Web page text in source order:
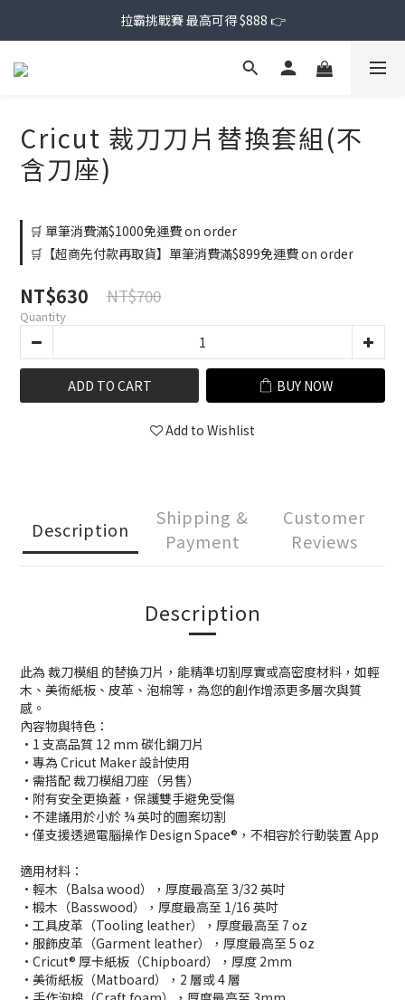
拉霸挑戰賽 最高可得 $888 👉
Cricut 裁刀刀片替換套組(不
含刀座)
🛒 單筆消費滿$1000免運費 on order
🛒【超商先付款再取貨】單筆消費滿$899免運費 on order
NT$630 NT$700
Quantity
ADD TO CART BUY NOW
Add to Wishlist
Description
Shipping &
Payment
Customer
Reviews
Description
此為 裁刀模組 的替換刀片，能精準切割厚實或高密度材料，如輕
木、美術紙板、皮革、泡棉等，為您的創作增添更多層次與質
感。
內容物與特色：
•1 支高品質 12 mm 碳化鋼刀片
•專為 Cricut Maker 設計使用
•需搭配 裁刀模組刀座（另售）
•附有安全更換蓋，保護雙手避免受傷
•不建議用於小於 ¾ 英吋的圖案切割
•僅支援透過電腦操作 Design Space®，不相容於行動裝置 App
適用材料：
•輕木（Balsa wood），厚度最高至 3/32 英吋
•椴木（Basswood），厚度最高至 1/16 英吋
•工具皮革（Tooling leather），厚度最高至 7 oz
•服飾皮革（Garment leather），厚度最高至 5 oz
•Cricut® 厚卡紙板（Chipboard），厚度 2mm
•美術紙板（Matboard），2 層或 4 層